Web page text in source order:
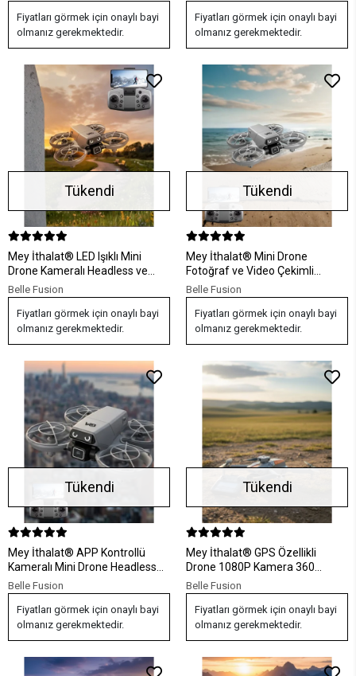
Fiyatları görmek için onaylı bayi
olmanız gerekmektedir.
Fiyatları görmek için onaylı bayi
olmanız gerekmektedir.
Tükendi
Mey İthalat® LED Işıklı Mini
Drone Kameralı Headless ve
APP Destekli
Belle Fusion
Fiyatları görmek için onaylı bayi
olmanız gerekmektedir.
Tükendi
Mey İthalat® Mini Drone
Fotoğraf ve Video Çekimli
Optical Hover Sistemli
Belle Fusion
Fiyatları görmek için onaylı bayi
olmanız gerekmektedir.
Tükendi
Mey İthalat® APP Kontrollü
Kameralı Mini Drone Headless
Mod Özellikli
Belle Fusion
Fiyatları görmek için onaylı bayi
olmanız gerekmektedir.
Tükendi
Mey İthalat® GPS Özellikli
Drone 1080P Kamera 360
Derece Dönebilen Uzun Uçuş
Süreli
Belle Fusion
Fiyatları görmek için onaylı bayi
olmanız gerekmektedir.